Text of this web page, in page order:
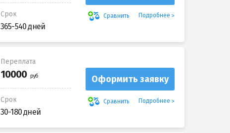
Срок
365-540 дней
Сравнить Подробнее
Переплата
Срок
30-180 дней
Оформить заявку
Сравнить Подробнее